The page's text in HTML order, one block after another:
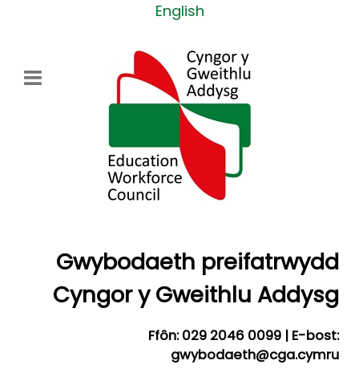
English
Gwybodaeth preifatrwydd
Cyngor y Gweithlu Addysg
Ffôn: 029 2046 0099 | E-bost:
gwybodaeth@cga.cymru